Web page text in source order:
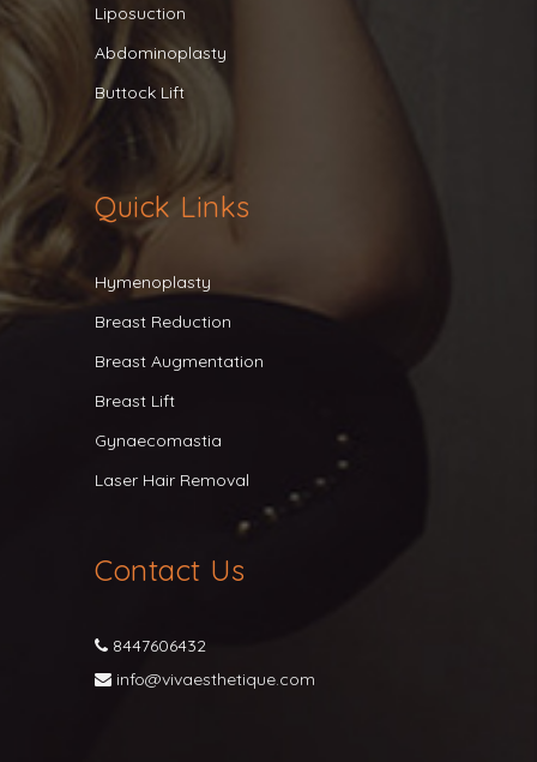
Liposuction
Abdominoplasty
Buttock Lift
Quick Links
Hymenoplasty
Breast Reduction
Breast Augmentation
Breast Lift
Gynaecomastia
Laser Hair Removal
Contact Us
8447606432
info@vivaesthetique.com